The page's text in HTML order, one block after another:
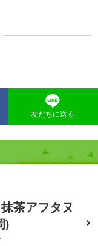
友だちに送る
茶アフタヌ
)